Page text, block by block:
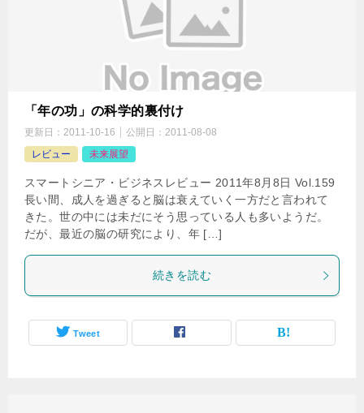
「年の功」の科学的裏付け
更新日： 2011-10-16 公開日： 2011-08-08
レビュー
未来展望
スマートシニア・ビジネスレビュー 2011年8月8日 Vol.159
長い間、成人を過ぎると脳は衰えていく一方だと言われて
きた。世の中には未だにそう思っている人も多いようだ。
だが、最近の脳の研究により、年 […]
続きを読む
Tweet